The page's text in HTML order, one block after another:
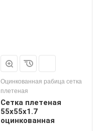
Оцинкованная рабица сетка
плетеная
Сетка плетеная
55х55х1.7
оцинкованная